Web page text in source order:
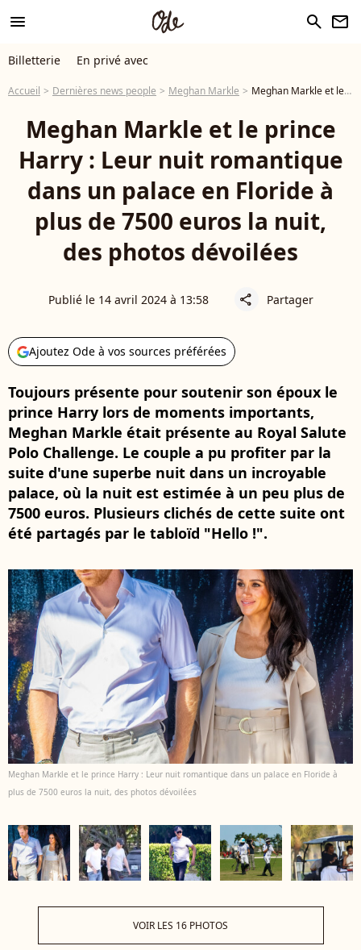
menu search newsletter
Billetterie En privé avec
Accueil Dernières news people Meghan Markle Meghan Markle et le prince Harry : Leur nuit romantique dans un palace en Floride à plus de 7500 euros la nuit, des photos dévoilées
Meghan Markle et le prince
Harry : Leur nuit romantique
dans un palace en Floride à
plus de 7500 euros la nuit,
des photos dévoilées
Publié le 14 avril 2024 à 13:58 share Partager
Ajoutez Ode à vos sources préférées
Toujours présente pour soutenir son époux le
prince Harry lors de moments importants,
Meghan Markle était présente au Royal Salute
Polo Challenge. Le couple a pu profiter par la
suite d'une superbe nuit dans un incroyable
palace, où la nuit est estimée à un peu plus de
7500 euros. Plusieurs clichés de cette suite ont
été partagés par le tabloïd "Hello !".
Meghan Markle et le prince Harry : Leur nuit romantique dans un palace en Floride à
plus de 7500 euros la nuit, des photos dévoilées
VOIR LES 16 PHOTOS